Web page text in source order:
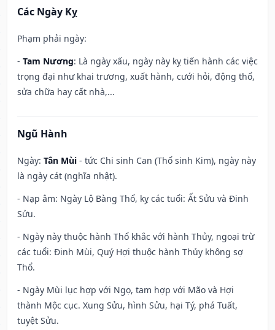
Các Ngày Kỵ
Phạm phải ngày:
- Tam Nương: Là ngày xấu, ngày này kỵ tiến hành các việc
trọng đại như khai trương, xuất hành, cưới hỏi, động thổ,
sửa chữa hay cất nhà,...
Ngũ Hành
Ngày: Tân Mùi - tức Chi sinh Can (Thổ sinh Kim), ngày này
là ngày cát (nghĩa nhật).
- Nạp âm: Ngày Lộ Bàng Thổ, kỵ các tuổi: Ất Sửu và Đinh
Sửu.
- Ngày này thuộc hành Thổ khắc với hành Thủy, ngoại trừ
các tuổi: Đinh Mùi, Quý Hợi thuộc hành Thủy không sợ
Thổ.
- Ngày Mùi lục hợp với Ngọ, tam hợp với Mão và Hợi
thành Mộc cục. Xung Sửu, hình Sửu, hại Tý, phá Tuất,
tuyệt Sửu.